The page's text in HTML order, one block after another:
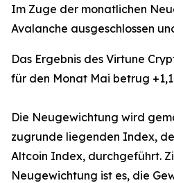
Im Zuge der monatlichen
Avalanche ausgeschlossen
Das Ergebnis des Virtune
für den Monat Mai betrug
Die Neugewichtung wird
zugrunde liegenden Index,
Altcoin Index, durchgeführt.
Neugewichtung ist es, die